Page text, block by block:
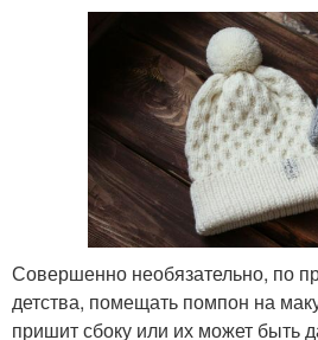
Совершенно необязательно, по
детства, помещать помпон на
пришит сбоку или их может быть